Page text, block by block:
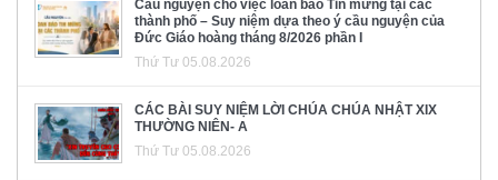
Cầu nguyện cho việc loan báo Tin mừng tại các
thành phố – Suy niệm dựa theo ý cầu nguyện của
Đức Giáo hoàng tháng 8/2026 phần I
Thứ Tư 05.08.2026
CÁC BÀI SUY NIỆM LỜI CHÚA CHÚA NHẬT XIX
THƯỜNG NIÊN- A
Thứ Tư 05.08.2026